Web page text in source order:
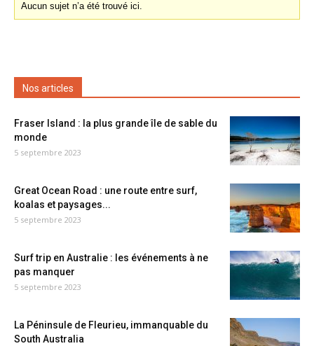
Aucun sujet n’a été trouvé ici.
Nos articles
Fraser Island : la plus grande île de sable du
monde
5 septembre 2023
Great Ocean Road : une route entre surf,
koalas et paysages...
5 septembre 2023
Surf trip en Australie : les événements à ne
pas manquer
5 septembre 2023
La Péninsule de Fleurieu, immanquable du
South Australia